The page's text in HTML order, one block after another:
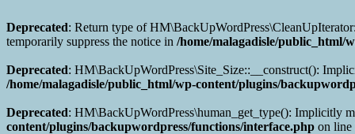
Deprecated: Return type of
temporarily suppress the notice in /home/malagadisle/public_html/
Deprecated: HM\BackUpWordPress\Site_Size::__construct():
/home/malagadisle/public_html/wp-content/plugins/
Deprecated: HM\BackUpWordPress\human_get_type(): Implicitly
content/plugins/backupwordpress/functions/interface.php on line